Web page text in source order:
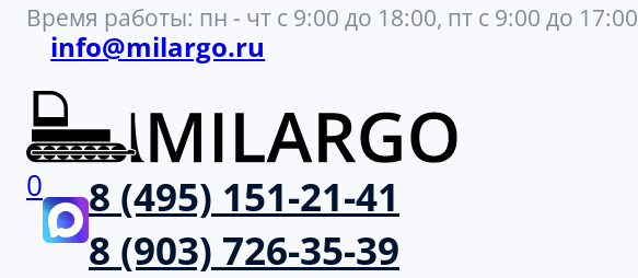
Время работы: пн - чт с 9:00 до 18:00, пт с 9:00 до 17:00
info@milargo.ru
0
8 (495) 151-21-41
8 (903) 726-35-39